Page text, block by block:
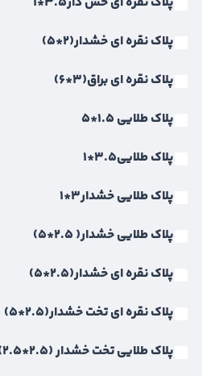
پلاک نقره ای خشدار(2*5)
پلاک نقره ای براق(3*6)
پلاک طلایی 1.5*5
پلاک طلایی3.5*1
پلاک طلایی خشدار3*1
پلاک طلایی خشدار( 2.5*5)
پلاک نقره ای خشدار(2.5*5)
پلاک نقره ای تخت خشدار(2.5*5)
پلاک طلایی تخت خشدار (2.5*2.5)